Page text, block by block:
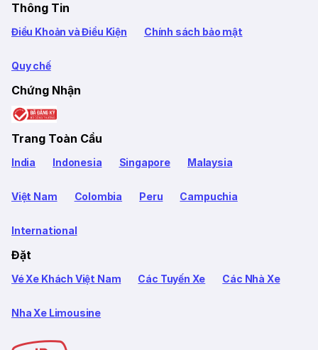
Thông Tin
Điều Khoản và Điều Kiện Chính sách bảo mật
Quy chế
Chứng Nhận
Trang Toàn Cầu
India Indonesia Singapore Malaysia
Việt Nam Colombia Peru Campuchia
International
Đặt
Vé Xe Khách Việt Nam Các Tuyến Xe Các Nhà Xe
Nha Xe Limousine